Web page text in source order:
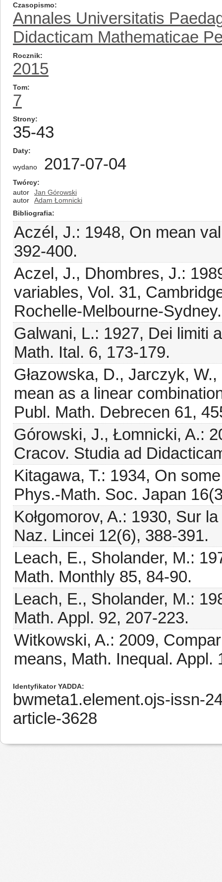
Czasopismo
Annales Universitatis
Didacticam Mathematicae
Rocznik
2015
Tom
7
Strony
35-43
Daty
wydano 2017-07-04
Twórcy
autor
Jan Górowski
autor
Adam Łomnicki
Bibliografia
Aczél, J.: 1948, On mean
392-400.
Aczel, J., Dhombres, J.:
variables, Vol. 31,
Rochelle-Melbourne-Sydney.
Galwani, L.: 1927, Dei limiti
Math. Ital. 6, 173-179.
Głazowska, D., Jarczyk,
mean as a linear
Publ. Math. Debrecen 61,
Górowski, J., Łomnicki, A.:
Cracov. Studia ad
Kitagawa, T.: 1934, On
Phys.-Math. Soc. Japan
Kołgomorov, A.: 1930, Sur
Naz. Lincei 12(6), 388-391.
Leach, E., Sholander, M.:
Math. Monthly 85, 84-90.
Leach, E., Sholander, M.:
Math. Appl. 92, 207-223.
Witkowski, A.: 2009,
means, Math. Inequal. Appl.
Identyfikator YADDA
bwmeta1.element.ojs-issn-
article-3628